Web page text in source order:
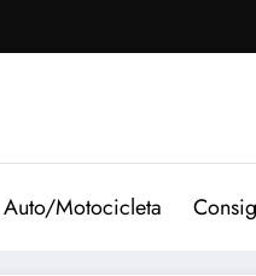
Auto/Motocicleta